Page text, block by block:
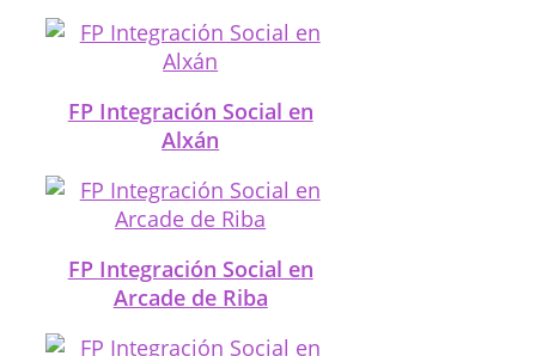
FP Integración Social en
Alxán
FP Integración Social en
Arcade de Riba